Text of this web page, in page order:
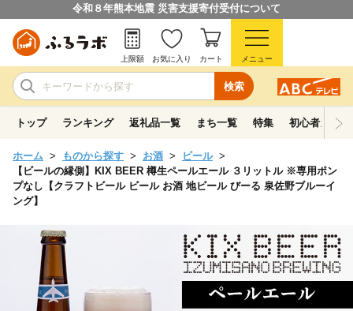
令和８年熊本地震 災害支援寄付受付について
検索
上限額 お気に入り カート メニュー
トップ ランキング 返礼品一覧 まち一覧 特集 初心者ガイド
ホーム ものから探す お酒
ビール
【ビールの縁側】KIX BEER 樽生ペールエール ３リットル ※専用ポン
プなし【クラフトビール ビール お酒 地ビール びーる 泉佐野ブルーイ
ング】